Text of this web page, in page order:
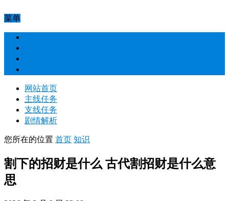
菜单
网站首页
主线任务
支线任务
剧情解析
您所在的位置 首页 知识
割下的招财是什么 古代割招财是什么意
思